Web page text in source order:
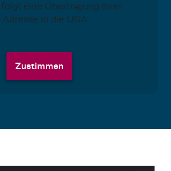
eine Übertragung Ihrer
Adresse in die USA.
Zustimmen